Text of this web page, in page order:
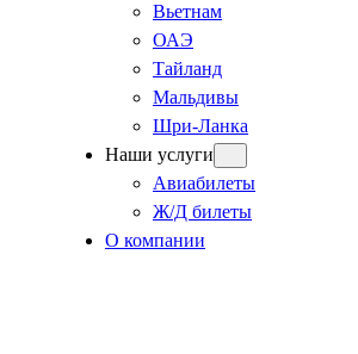
Вьетнам
ОАЭ
Тайланд
Мальдивы
Шри-Ланка
Наши услуги
Авиабилеты
Ж/Д билеты
О компании